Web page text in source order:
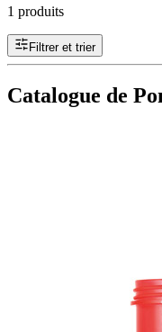
1 produits
Filtrer et trier
Catalogue de